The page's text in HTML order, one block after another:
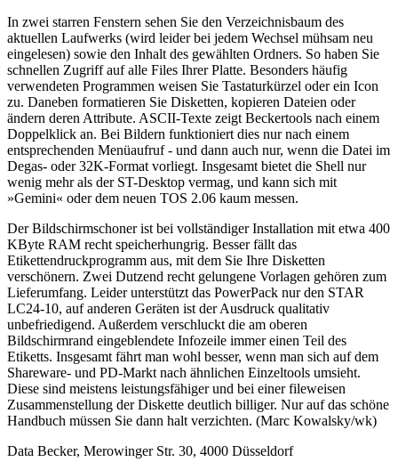
In zwei starren Fenstern sehen Sie den Verzeichnisbaum des
aktuellen Laufwerks (wird leider bei jedem Wechsel mühsam neu
eingelesen) sowie den Inhalt des gewählten Ordners. So haben Sie
schnellen Zugriff auf alle Files Ihrer Platte. Besonders häufig
verwendeten Programmen weisen Sie Tastaturkürzel oder ein Icon
zu. Daneben formatieren Sie Disketten, kopieren Dateien oder
ändern deren Attribute. ASCII-Texte zeigt Beckertools nach einem
Doppelklick an. Bei Bildern funktioniert dies nur nach einem
entsprechenden Menüaufruf - und dann auch nur, wenn die Datei im
Degas- oder 32K-Format vorliegt. Insgesamt bietet die Shell nur
wenig mehr als der ST-Desktop vermag, und kann sich mit
»Gemini« oder dem neuen TOS 2.06 kaum messen.
Der Bildschirmschoner ist bei vollständiger Installation mit etwa 400
KByte RAM recht speicherhungrig. Besser fällt das
Etikettendruckprogramm aus, mit dem Sie Ihre Disketten
verschönern. Zwei Dutzend recht gelungene Vorlagen gehören zum
Lieferumfang. Leider unterstützt das PowerPack nur den STAR
LC24-10, auf anderen Geräten ist der Ausdruck qualitativ
unbefriedigend. Außerdem verschluckt die am oberen
Bildschirmrand eingeblendete Infozeile immer einen Teil des
Etiketts. Insgesamt fährt man wohl besser, wenn man sich auf dem
Shareware- und PD-Markt nach ähnlichen Einzeltools umsieht.
Diese sind meistens leistungsfähiger und bei einer fileweisen
Zusammenstellung der Diskette deutlich billiger. Nur auf das schöne
Handbuch müssen Sie dann halt verzichten. (Marc Kowalsky/wk)
Data Becker, Merowinger Str. 30, 4000 Düsseldorf